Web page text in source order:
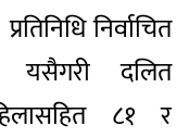
निर्वाचित
दलित
८१ र